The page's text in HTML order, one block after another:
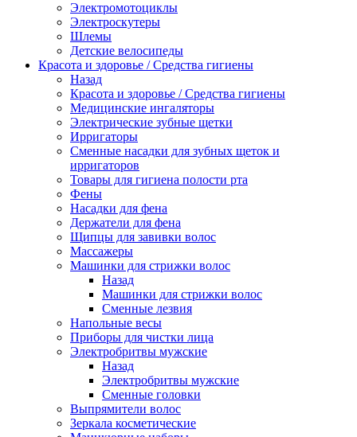
Электромотоциклы
Электроскутеры
Шлемы
Детские велосипеды
Красота и здоровье / Средства гигиены
Назад
Красота и здоровье / Средства гигиены
Медицинские ингаляторы
Электрические зубные щетки
Ирригаторы
Сменные насадки для зубных щеток и
ирригаторов
Товары для гигиена полости рта
Фены
Насадки для фена
Держатели для фена
Щипцы для завивки волос
Массажеры
Машинки для стрижки волос
Назад
Машинки для стрижки волос
Сменные лезвия
Напольные весы
Приборы для чистки лица
Электробритвы мужские
Назад
Электробритвы мужские
Сменные головки
Выпрямители волос
Зеркала косметические